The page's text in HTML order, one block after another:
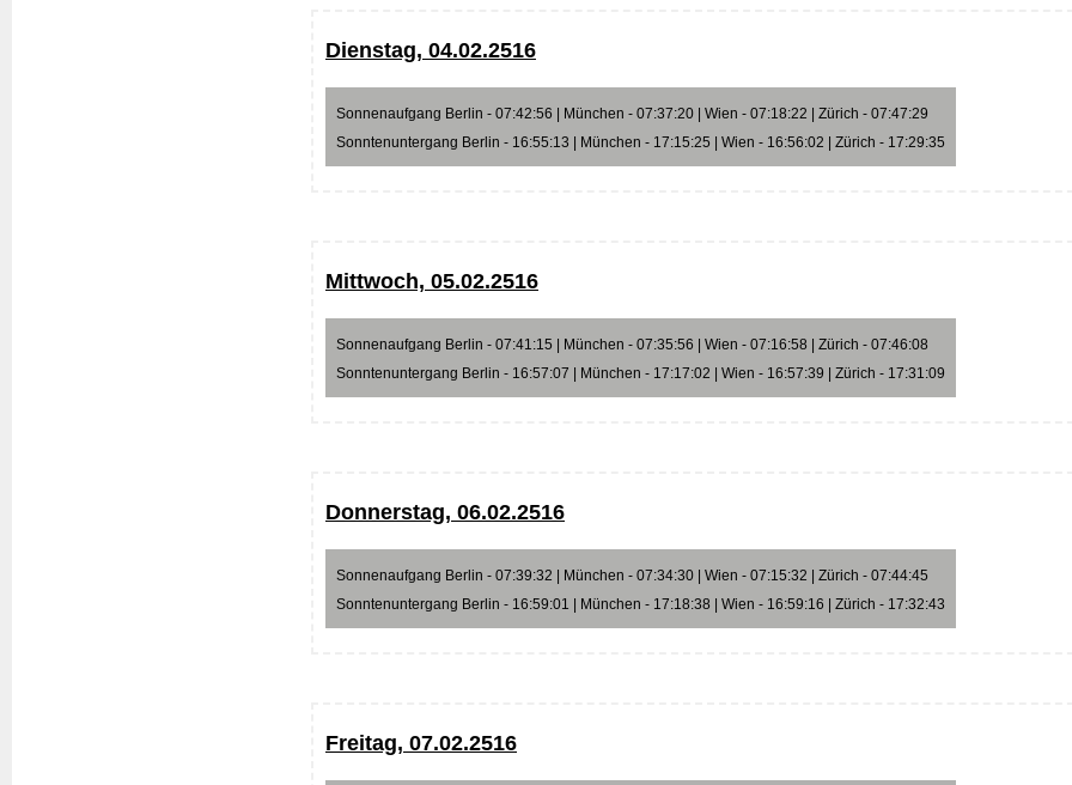
Dienstag, 04.02.2516
Sonnenaufgang Berlin - 07:42:56 | München - 07:37:20 | Wien - 07:18:22 | Zürich - 07:47:29
Sonntenuntergang Berlin - 16:55:13 | München - 17:15:25 | Wien - 16:56:02 | Zürich - 17:29:35
Mittwoch, 05.02.2516
Sonnenaufgang Berlin - 07:41:15 | München - 07:35:56 | Wien - 07:16:58 | Zürich - 07:46:08
Sonntenuntergang Berlin - 16:57:07 | München - 17:17:02 | Wien - 16:57:39 | Zürich - 17:31:09
Donnerstag, 06.02.2516
Sonnenaufgang Berlin - 07:39:32 | München - 07:34:30 | Wien - 07:15:32 | Zürich - 07:44:45
Sonntenuntergang Berlin - 16:59:01 | München - 17:18:38 | Wien - 16:59:16 | Zürich - 17:32:43
Freitag, 07.02.2516